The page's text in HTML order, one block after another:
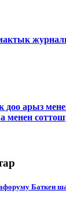
доо арыз
Баткен